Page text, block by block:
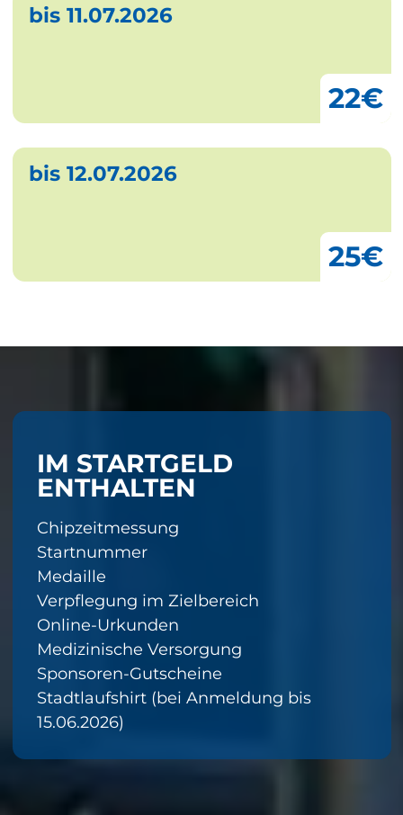
bis 11.07.2026
22€
bis 12.07.2026
25€
IM STARTGELD
ENTHALTEN
Chipzeitmessung
Startnummer
Medaille
Verpflegung im Zielbereich
Online-Urkunden
Medizinische Versorgung
Sponsoren-Gutscheine
Stadtlaufshirt (bei Anmeldung bis
15.06.2026)